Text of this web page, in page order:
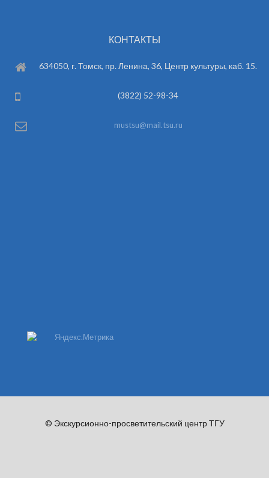
КОНТАКТЫ
634050, г. Томск, пр. Ленина, 36, Центр культуры, каб. 15.
(3822) 52-98-34
mustsu@mail.tsu.ru
© Экскурсионно-просветительский центр ТГУ